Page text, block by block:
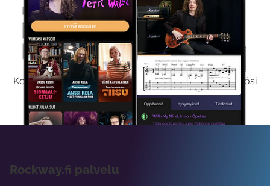
Kokeile Ilmaiseksi
Kokeilemalla ilmaiseksi saat koko sisältömme käyttöösi
viikon ajaksi.
Rockway.fi palvelu